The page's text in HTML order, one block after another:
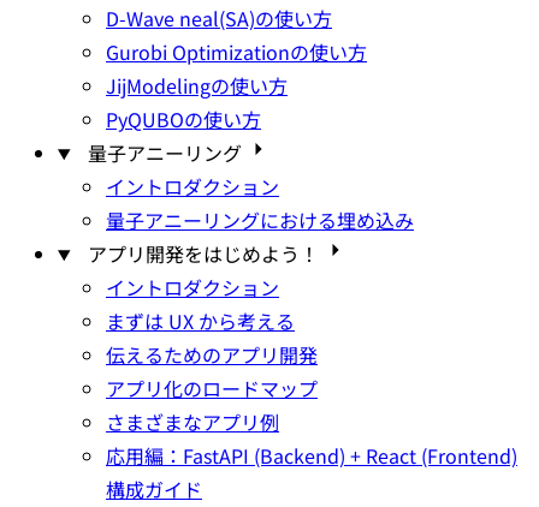
D-Wave neal(SA)の使い方
Gurobi Optimizationの使い方
JijModelingの使い方
PyQUBOの使い方
量子アニーリング
イントロダクション
量子アニーリングにおける埋め込み
アプリ開発をはじめよう！
イントロダクション
まずは UX から考える
伝えるためのアプリ開発
アプリ化のロードマップ
さまざまなアプリ例
応用編：FastAPI (Backend) + React (Frontend)
構成ガイド